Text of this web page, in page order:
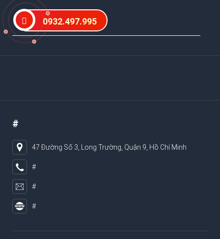
#
#
47 Đường Số 3, Long Trường, Quận 9, Hồ Chí Minh
#
#
#
0932.497.995